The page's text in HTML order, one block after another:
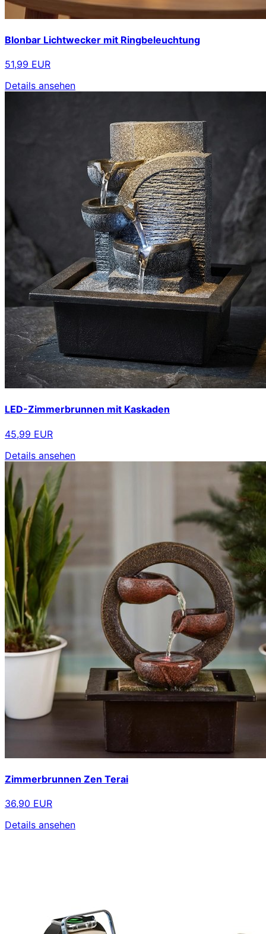
Blonbar Lichtwecker mit Ringbeleuchtung
51,99 EUR
Details ansehen
LED-Zimmerbrunnen mit Kaskaden
45,99 EUR
Details ansehen
Zimmerbrunnen Zen Terai
36,90 EUR
Details ansehen